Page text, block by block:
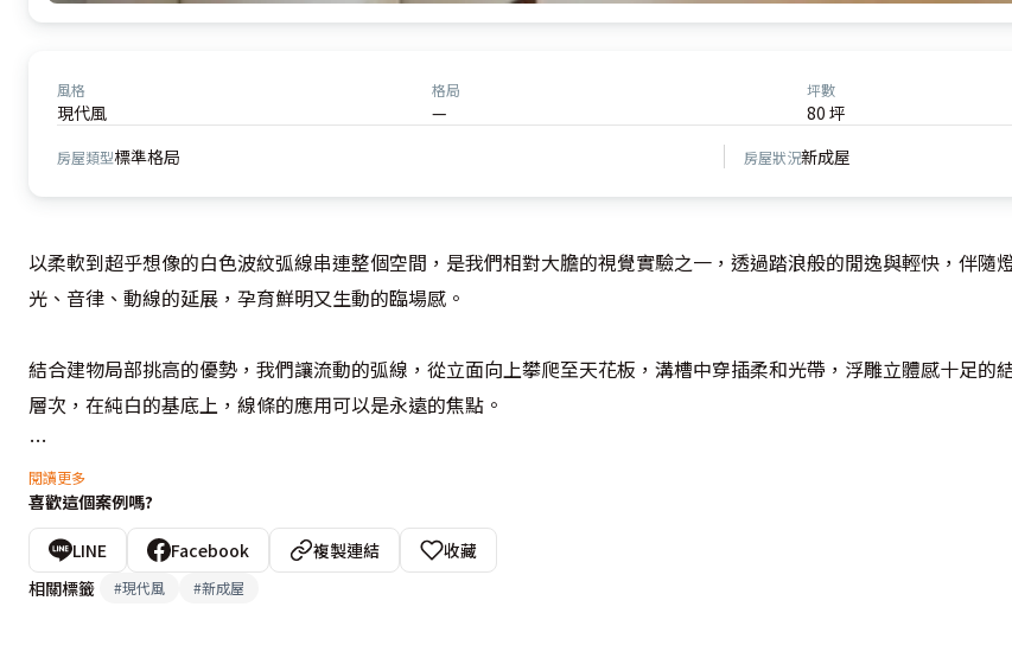
風格
現代風
格局
—
坪數
80 坪
房屋類型標準格局 房屋狀況新成屋
以柔軟到超乎想像的白色波紋弧線串連整個空間，是我們相對大膽的視覺實驗之一，透過踏浪般的閒逸與輕快，伴隨
光、音律、動線的延展，孕育鮮明又生動的臨場感。
結合建物局部挑高的優勢，我們讓流動的弧線，從立面向上攀爬至天花板，溝槽中穿插柔和光帶，浮雕立體感十足的
層次，在純白的基底上，線條的應用可以是永遠的焦點。
宛如波浪般夢幻的流體工法，並不僅限於立面、天花板造型，甚至延伸至餐檯和動線沿途，帶來隧道般柳暗花明的劇場
應，地位近似空間亮點的多彩傢具配置也是一絕，黑色大腳丫、寶藍圓几、綠色地毯、鵝黃、橙紅單椅，各自漂浮在搖
般輕柔擺盪的浪頭之間，彷彿扇貝上豐潤彩珠，引發童趣無限。
閱讀更多
喜歡這個案例嗎?
LINE Facebook 複製連結
收藏
相關標籤
#現代風 #新成屋